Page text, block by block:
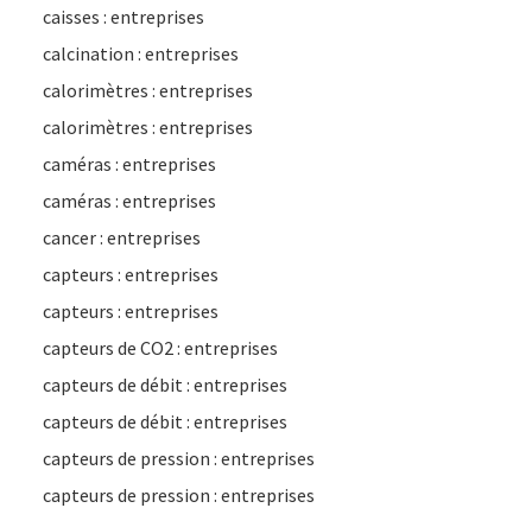
caisses : entreprises
calcination : entreprises
calorimètres : entreprises
calorimètres : entreprises
caméras : entreprises
caméras : entreprises
cancer : entreprises
capteurs : entreprises
capteurs : entreprises
capteurs de CO2 : entreprises
capteurs de débit : entreprises
capteurs de débit : entreprises
capteurs de pression : entreprises
capteurs de pression : entreprises